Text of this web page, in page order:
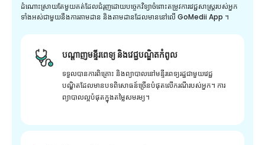
ដំណោះស្រាយតែមួយគត់ដែលជំរុញដោយបច្ចេកវិទ្យាចំពោះតម្រូវការវេជ្ជសាស្រ្តរបស់អ្នក
ទាំងអស់ជាមួយនឹងការតាមដាន និងតាមដានដែលមាននៅលើ GoMedii App ។
បណ្តាញមន្ទីរពេទ្យ និងវេជ្ជបណ្ឌិតកំពូល
ទទួលបានការពិគ្រោះ និងព្យាបាលនៅមន្ទីរពេទ្យរដ្ឋជាមួយវេជ្ជ
បណ្ឌិតដែលមានបទពិសោធន៍ច្រើនបំផុតលើករណីរបស់អ្នក។ ការ
ព្យាបាលល្អបំផុតក្នុងតម្លៃសមរម្យ។